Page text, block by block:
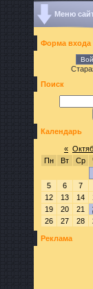
Меню
Форма входа
Поиск
Календарь
«
Пн
Вт Ср
5
6 7
12
13 14
19
20 21
26
27 28
Реклама